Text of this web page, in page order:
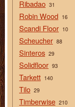
Ribadao 31
Robin Wood 16
Scandi Floor 10
Scheucher 88
Sinteros 29
Solidfloor 93
Tarkett 140
Tilo 29
Timberwise 210